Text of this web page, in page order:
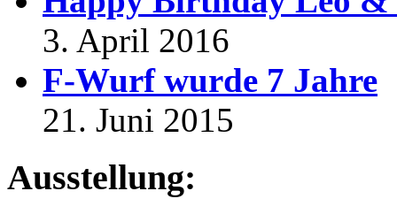
3. April 2016
F-Wurf wurde 7 Jahre
21. Juni 2015
Ausstellung: